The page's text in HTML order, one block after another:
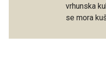
vrhunska
se mora